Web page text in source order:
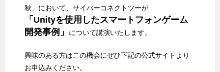
秋」において、サイバーコネクトツーが
「Unityを使用したスマートフォンゲーム
開発事例」
について講演いたします。
興味のある方はこの機会にぜひ下記の公式サイトより
お申込みください。